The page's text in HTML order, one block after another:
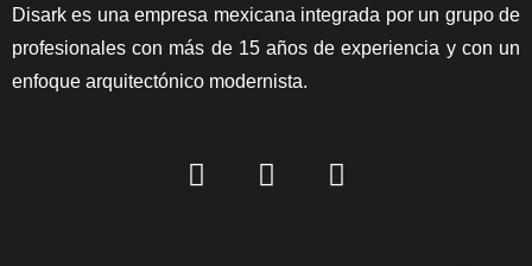
Disark es una empresa mexicana integrada por un grupo de
profesionales con más de 15 años de experiencia y con un
enfoque arquitectónico modernista.